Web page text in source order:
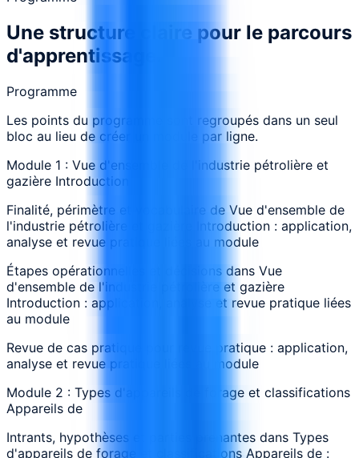
Une structure claire pour le parcours
d'apprentissage.
Programme
Les points du programme sont regroupés dans un seul
bloc au lieu de créer un module par ligne.
Module 1 : Vue d'ensemble de l'industrie pétrolière et
gazière Introduction
Finalité, périmètre et vocabulaire de Vue d'ensemble de
l'industrie pétrolière et gazière Introduction : application,
analyse et revue pratique liées au module
Étapes opérationnelles et décisions dans Vue
d'ensemble de l'industrie pétrolière et gazière
Introduction : application, analyse et revue pratique liées
au module
Revue de cas pratique pour revue pratique : application,
analyse et revue pratique liées au module
Module 2 : Types d'appareils de forage et classifications
Appareils de
Intrants, hypothèses et parties prenantes dans Types
d'appareils de forage et classifications Appareils de :